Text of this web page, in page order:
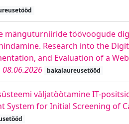
mänguturniiride töövoogude
Research into the
and Evaluation of a
08.06.2026 bakalaureusetööd
väljatöötamine IT-
System for Initial Screening of